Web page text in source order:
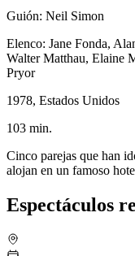
Guión: Neil Simon
Elenco: Jane Fonda,
Walter Matthau, Elaine
Pryor
1978, Estados Unidos
103 min.
Cinco parejas que han
alojan en un famoso
Espectáculos